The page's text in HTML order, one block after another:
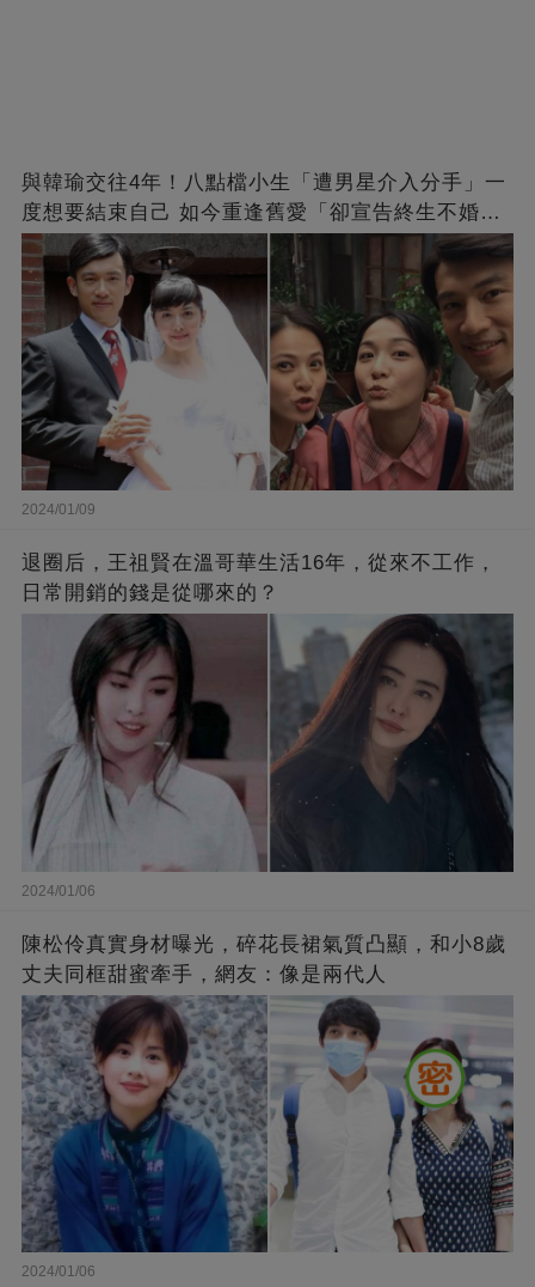
與韓瑜交往4年！八點檔小生「遭男星介入分手」一
度想要結束自己 如今重逢舊愛「卻宣告終生不婚」
原因曝光
2024/01/09
退圈后，王祖賢在溫哥華生活16年，從來不工作，
日常開銷的錢是從哪來的？
2024/01/06
陳松伶真實身材曝光，碎花長裙氣質凸顯，和小8歲
丈夫同框甜蜜牽手，網友：像是兩代人
2024/01/06